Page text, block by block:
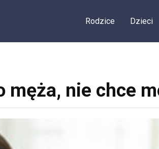
Rodzice Dzieci
męża, nie chce